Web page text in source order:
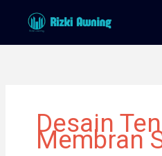
Desain
Membran